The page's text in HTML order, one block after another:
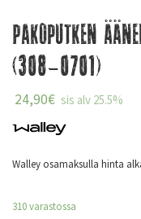
Pakoputken
(308-0701)
24,90€ sis alv 25.5%
Walley osamaksulla hinta
310 varastossa